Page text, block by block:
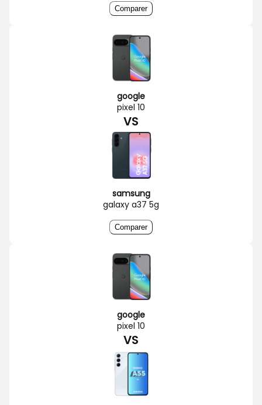
Comparer
google
pixel 10
VS
samsung
galaxy a37 5g
Comparer
google
pixel 10
VS